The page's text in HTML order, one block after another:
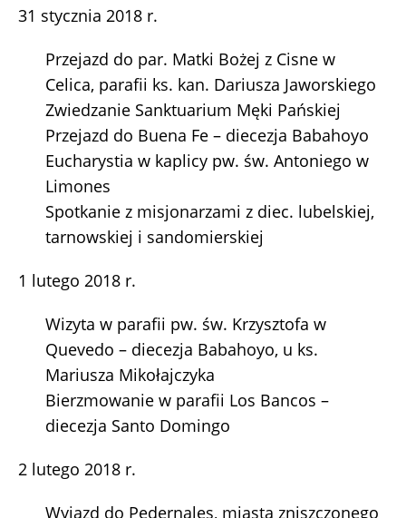
31 stycznia 2018 r.
Przejazd do par. Matki Bożej z Cisne w
Celica, parafii ks. kan. Dariusza Jaworskiego
Zwiedzanie Sanktuarium Męki Pańskiej
Przejazd do Buena Fe – diecezja Babahoyo
Eucharystia w kaplicy pw. św. Antoniego w
Limones
Spotkanie z misjonarzami z diec. lubelskiej,
tarnowskiej i sandomierskiej
1 lutego 2018 r.
Wizyta w parafii pw. św. Krzysztofa w
Quevedo – diecezja Babahoyo, u ks.
Mariusza Mikołajczyka
Bierzmowanie w parafii Los Bancos –
diecezja Santo Domingo
2 lutego 2018 r.
Wyjazd do Pedernales, miasta zniszczonego